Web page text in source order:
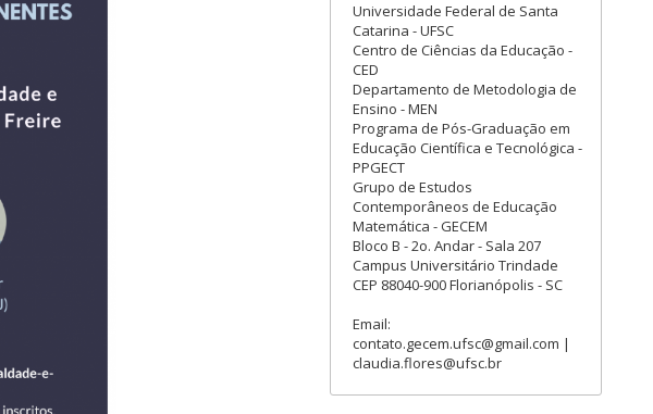
Universidade Federal de Santa
Catarina - UFSC
Centro de Ciências da Educação -
CED
Departamento de Metodologia de
Ensino - MEN
Programa de Pós-Graduação em
Educação Científica e Tecnológica -
PPGECT
Grupo de Estudos
Contemporâneos de Educação
Matemática - GECEM
Bloco B - 2o. Andar - Sala 207
Campus Universitário Trindade
CEP 88040-900 Florianópolis - SC
Email:
contato.gecem.ufsc@gmail.com |
claudia.flores@ufsc.br